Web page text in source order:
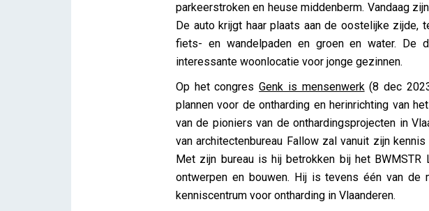
parkeerstroken en heuse middenberm. Vandaag
De auto krijgt haar plaats aan de oostelijke
fiets- en wandelpaden en groen en water. De
interessante woonlocatie voor jonge gezinnen.
Op het congresGenk is mensenwerk(8 dec
plannen voor de ontharding en herinrichting van
van de pioniers van de onthardingsprojecten in
van architectenbureau Fallow zal vanuit zijn
Met zijn bureau is hij betrokken bij het
ontwerpen en bouwen. Hij is tevens één van de
kenniscentrum voor ontharding in Vlaanderen.